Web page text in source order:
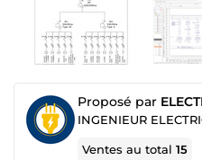
Proposé par
INGENIEUR
Ventes au total15